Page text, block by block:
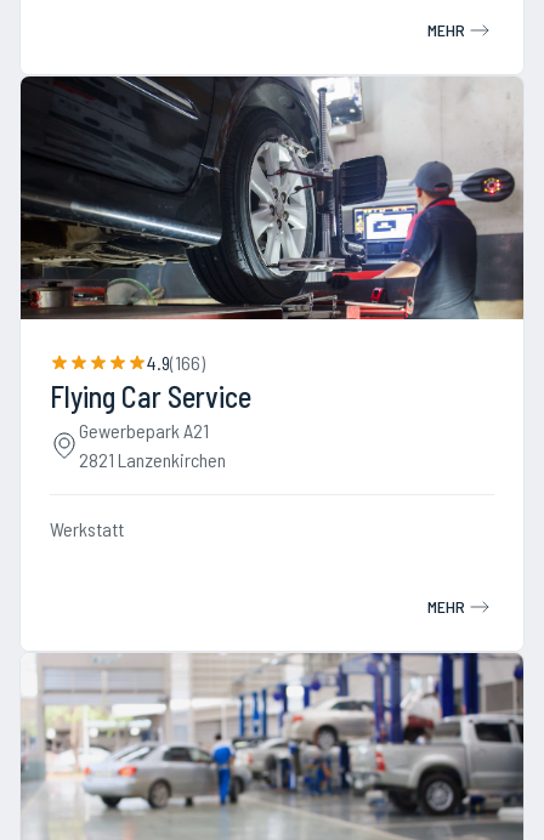
MEHR
4.9(166)
Flying Car Service
Gewerbepark A21
2821 Lanzenkirchen
Werkstatt
MEHR